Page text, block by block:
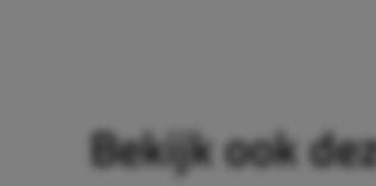
Bekijk ook